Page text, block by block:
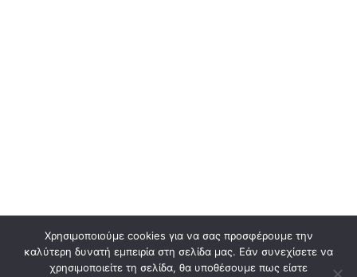
Χρησιμοποιούμε cookies για να σας προσφέρουμε την
καλύτερη δυνατή εμπειρία στη σελίδα μας. Εάν συνεχίσετε να
χρησιμοποιείτε τη σελίδα, θα υποθέσουμε πως είστε